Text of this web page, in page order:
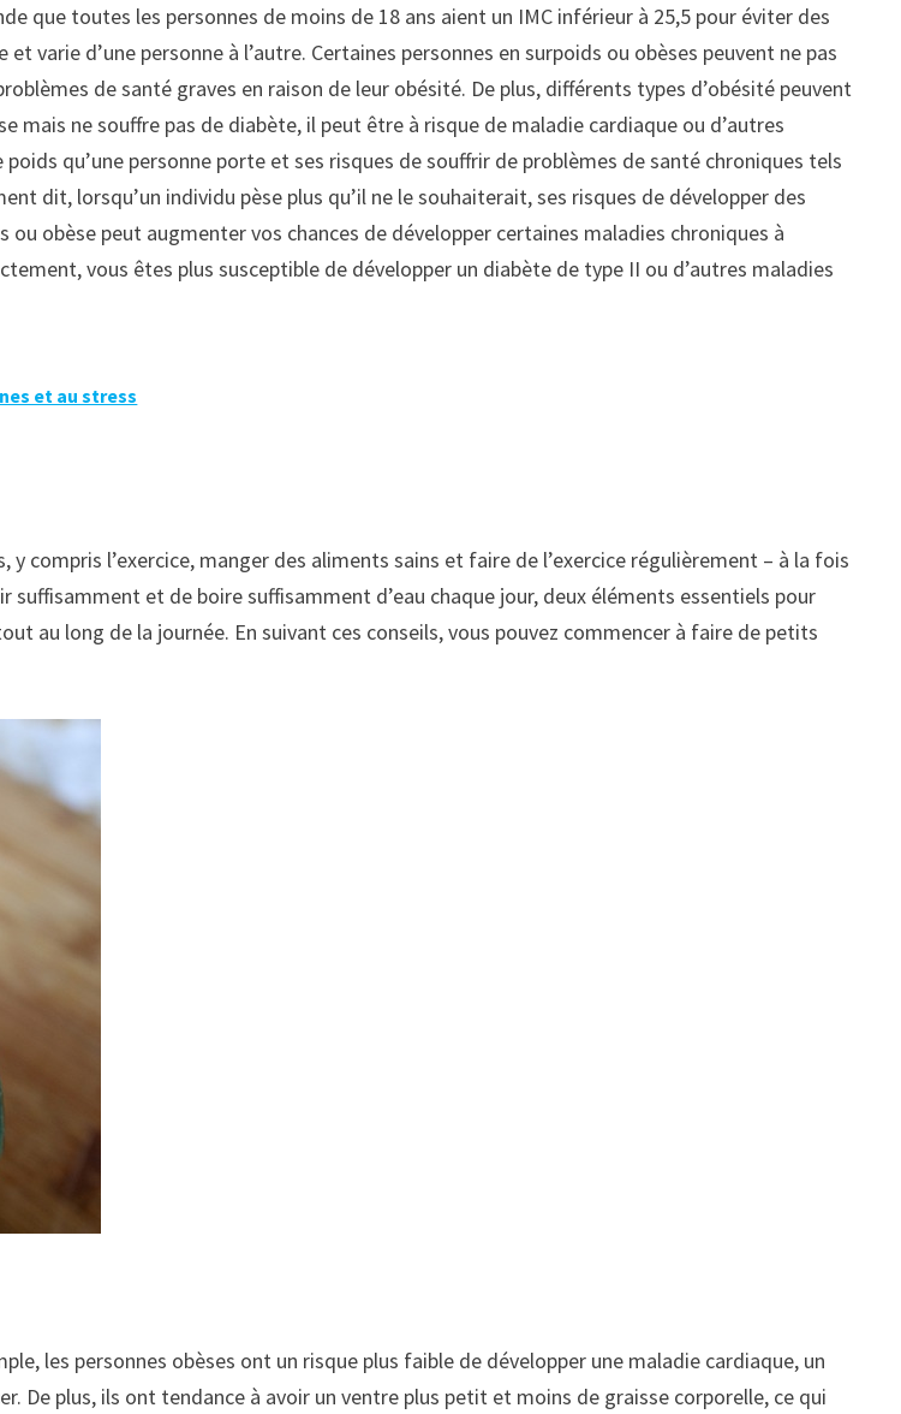
que toutes les personnes de moins de 18 ans aient un IMC inférieur à 25,5 pour éviter des
varie d’une personne à l’autre. Certaines personnes en surpoids ou obèses peuvent ne pas
de santé graves en raison de leur obésité. De plus, différents types d’obésité peuvent
mais ne souffre pas de diabète, il peut être à risque de maladie cardiaque ou d’autres
qu’une personne porte et ses risques de souffrir de problèmes de santé chroniques tels
dit, lorsqu’un individu pèse plus qu’il ne le souhaiterait, ses risques de développer des
obèse peut augmenter vos chances de développer certaines maladies chroniques à
vous êtes plus susceptible de développer un diabète de type II ou d’autres maladies
et au stress
compris l’exercice, manger des aliments sains et faire de l’exercice régulièrement – à la fois
et de boire suffisamment d’eau chaque jour, deux éléments essentiels pour
au long de la journée. En suivant ces conseils, vous pouvez commencer à faire de petits
les personnes obèses ont un risque plus faible de développer une maladie cardiaque, un
De plus, ils ont tendance à avoir un ventre plus petit et moins de graisse corporelle, ce qui